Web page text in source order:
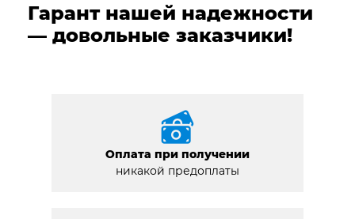
Гарант нашей надежности
— довольные заказчики!
Оплата при получении
никакой предоплаты